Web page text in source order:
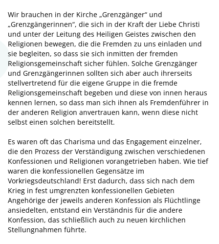
Wir brauchen in der Kirche „Grenzgänger“ und
„Grenzgängerinnen“, die sich in der Kraft der Liebe Christi
und unter der Leitung des Heiligen Geistes zwischen den
Religionen bewegen, die die Fremden zu uns einladen und
sie begleiten, so dass sie sich inmitten der fremden
Religionsgemeinschaft sicher fühlen. Solche Grenzgänger
und Grenzgängerinnen sollten sich aber auch ihrerseits
stellvertretend für die eigene Gruppe in die fremde
Religionsgemeinschaft begeben und diese von innen heraus
kennen lernen, so dass man sich ihnen als Fremdenführer in
der anderen Religion anvertrauen kann, wenn diese nicht
selbst einen solchen bereitstellt.
Es waren oft das Charisma und das Engagement einzelner,
die den Prozess der Verständigung zwischen verschiedenen
Konfessionen und Religionen vorangetrieben haben. Wie tief
waren die konfessionellen Gegensätze im
Vorkriegsdeutschland! Erst dadurch, dass sich nach dem
Krieg in fest umgrenzten konfessionellen Gebieten
Angehörige der jeweils anderen Konfession als Flüchtlinge
ansiedelten, entstand ein Verständnis für die andere
Konfession, das schließlich auch zu neuen kirchlichen
Stellungnahmen führte.